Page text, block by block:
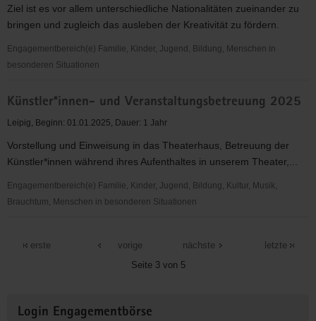
sozial
schwachen
und
hilfsbedürftigen
Ziel ist es vor allem unterschiedliche Nationalitäten zueinander zu
bringen und zugleich das ausleben der Kreativität zu fördern.
Engagementbereich(e) Familie, Kinder, Jugend, Bildung, Menschen in
besonderen Situationen
kennt
keine
Künstler*innen- und Veranstaltungsbetreuung 2025
Leipig, Beginn: 01.01.2025, Dauer: 1 Jahr
Vorstellung und Einweisung in das Theaterhaus, Betreuung der
Künstler*innen während ihres Aufenthaltes in unserem Theater,...
Engagementbereich(e) Familie, Kinder, Jugend, Bildung, Kultur, Musik,
Brauchtum, Menschen in besonderen Situationen
erste
vorige
Seite 3 von 5
nächste letzte
Informationen
Login Engagementbörse